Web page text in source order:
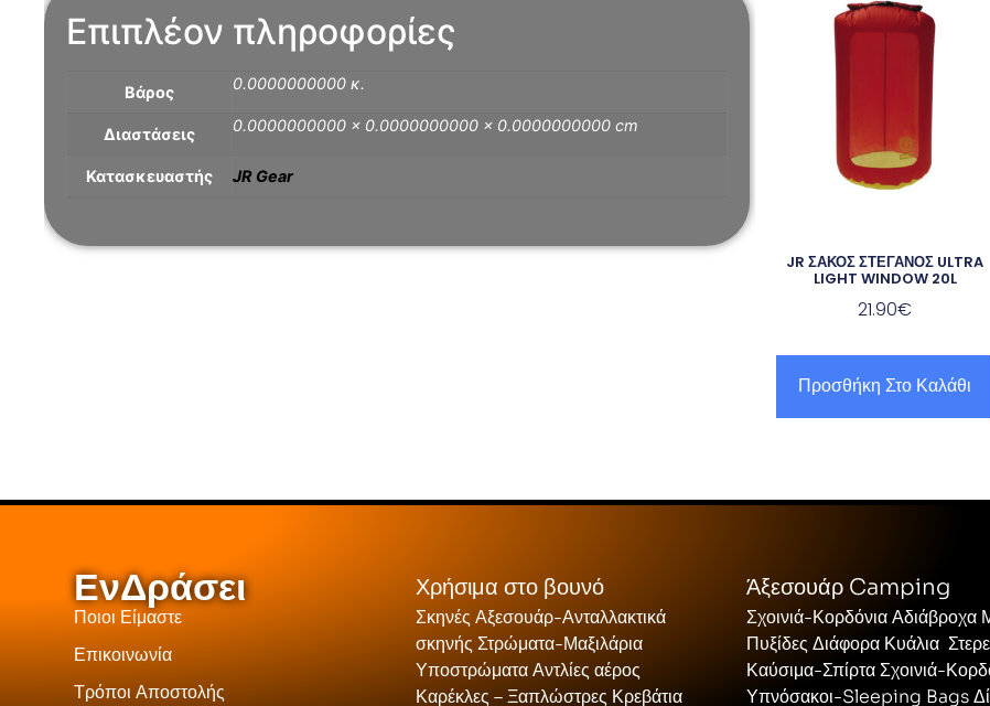
Επιπλέον πληροφορίες
Βάρος 0.0000000000 κ.
Διαστάσεις 0.0000000000 × 0.0000000000 × 0.0000000000 cm
Κατασκευαστής JR Gear
JR ΣΑΚΟΣ ΣΤΕΓΑΝΟΣ ULTRA
LIGHT WINDOW 20L
21.90€
Προσθήκη Στο Καλάθι
ΕνΔράσει
Ποιοι Είμαστε
Επικοινωνία
Τρόποι Αποστολής
Χρήσιμα στο βουνό
Σκηνές Αξεσουάρ-Ανταλλακτικά
σκηνής Στρώματα-Μαξιλάρια
Υποστρώματα Αντλίες αέρος
Καρέκλες – Ξαπλώστρες Κρεβάτια
Άξεσουάρ Camping
Σχοινιά-Κορδόνια Αδιάβροχα
Πυξίδες Διάφορα Κυάλια
Καύσιμα-Σπίρτα Σχοινιά-
Υπνόσακοι-Sleeping Bags